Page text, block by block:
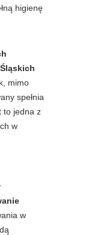
higienę
mimo
spełnia
to jedna z
w
w